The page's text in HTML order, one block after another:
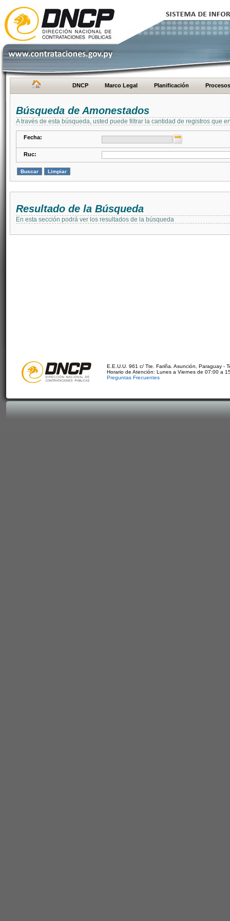
DNCP Marco Legal Planificación Procesos
Búsqueda de Amonestados
A través de esta búsqueda, usted puede filtrar la cantidad de registros que
Fecha:
Ruc:
Resultado de la Búsqueda
En esta sección podrá ver los resultados de la búsqueda
E.E.U.U. 961 c/ Tte. Fariña. Asunción, Paraguay -
Horario de Atención: Lunes a Viernes de 07:00 a
Preguntas Frecuentes